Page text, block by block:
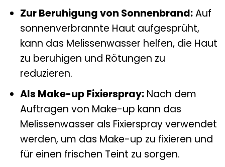
Zur Beruhigung von Sonnenbrand:Auf
sonnenverbrannte Haut aufgesprüht,
kann das Melissenwasser helfen, die Haut
zu beruhigen und Rötungen zu
reduzieren.
Als Make-up Fixierspray:Nach dem
Auftragen von Make-up kann das
Melissenwasser als Fixierspray verwendet
werden, um das Make-up zu fixieren und
für einen frischen Teint zu sorgen.